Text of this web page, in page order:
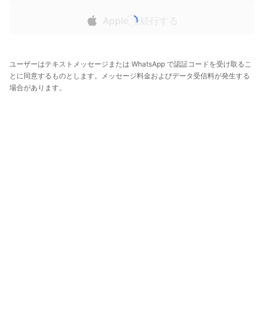
Apple で続行する
ユーザーはテキストメッセージまたは WhatsApp で認証コードを受け取るこ
とに同意するものとします。メッセージ料金およびデータ受信料が発生する
場合があります。